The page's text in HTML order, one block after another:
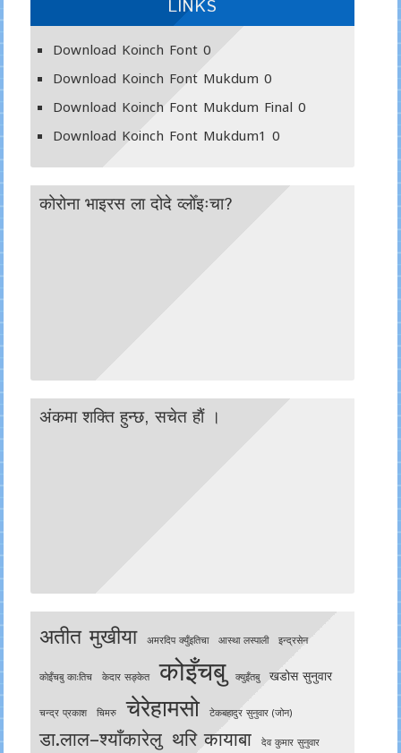
LINKS
Download Koinch Font0
Download Koinch Font Mukdum 0
Download Koinch Font Mukdum Final 0
Download Koinch Font Mukdum1 0
कोरोना भाइरस ला दोदे व्लोँइःचा?
अंकमा शक्ति हुन्छ, सचेत हाैं ।
अतीत मुखीया अमरदिप क्युँइतिचा आस्था लस्पाली इन्द्रसेन
काेइँचबु काःतिच केदार सङ्केत कोइँचबु क्युइँतबु खडोस सुनुवार
चन्द्र प्रकाश चिमरु चेरेहामसो टेकबहादुर सुनुवार (जोन)
डा.लाल–श्याँकारेलु थरि कायाबा देव कुमार सुनुवार